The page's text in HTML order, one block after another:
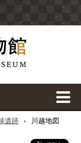
遺跡 › 川越地図